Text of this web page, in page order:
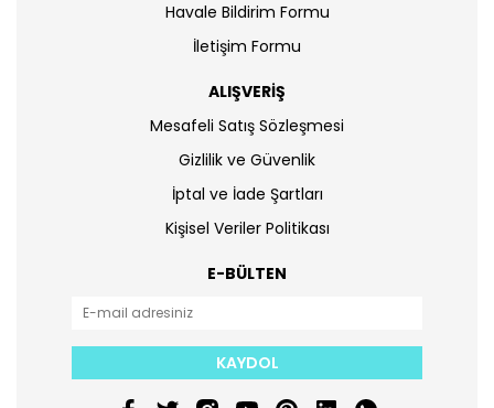
Havale Bildirim Formu
İletişim Formu
ALIŞVERİŞ
Mesafeli Satış Sözleşmesi
Gizlilik ve Güvenlik
İptal ve İade Şartları
Kişisel Veriler Politikası
E-BÜLTEN
KAYDOL